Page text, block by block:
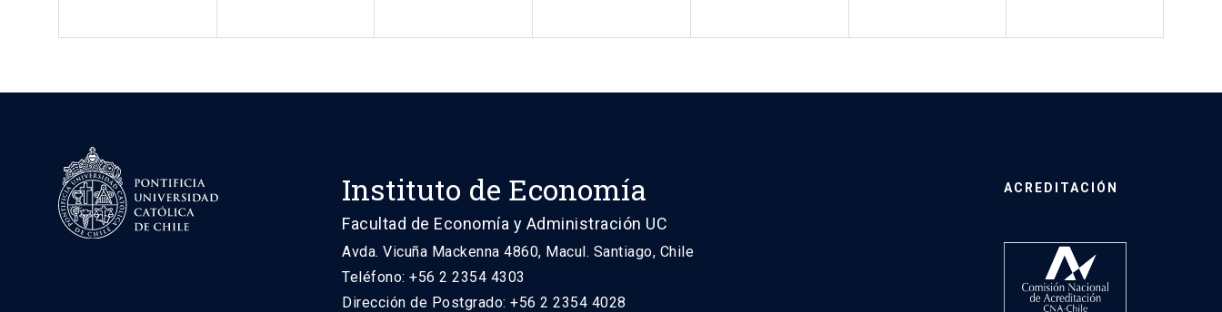
Instituto de Economía
Facultad de Economía y Administración UC
Avda. Vicuña Mackenna 4860, Macul. Santiago, Chile
Teléfono: +56 2 2354 4303
Dirección de Postgrado: +56 2 2354 4028
ACREDITACIÓN